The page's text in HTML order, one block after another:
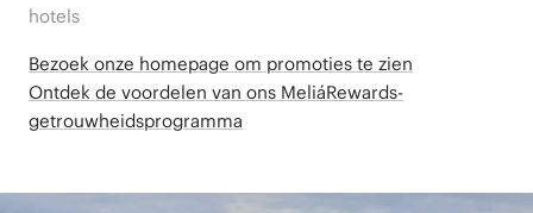
hotels
Bezoek onze homepage om promoties te zien
Ontdek de voordelen van ons MeliáRewards-
getrouwheidsprogramma